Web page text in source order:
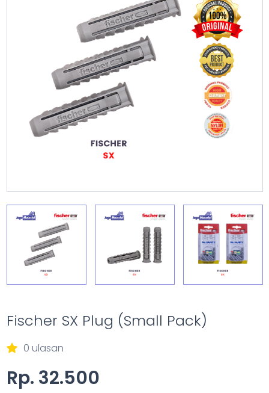
Fischer SX Plug (Small Pack)
0 ulasan
Rp. 32.500